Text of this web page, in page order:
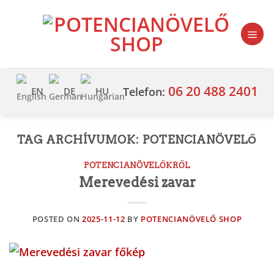
EN DE HU Telefon: 06 20 488 2401
TAG ARCHÍVUMOK: POTENCIANÖVELŐ
POTENCIANÖVELŐKRŐL
Merevedési zavar
POSTED ON2025-11-12 BY POTENCIANÖVELŐ SHOP